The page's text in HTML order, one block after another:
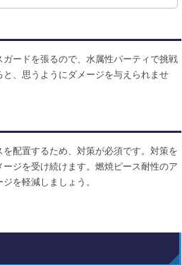
ードを張るので、水属性パーティで挑戦
、思うようにダメージを与えられませ
配置するため、対策が必須です。対策を
ジを受け続けます。燃焼ピース耐性のア
を軽減しましょう。